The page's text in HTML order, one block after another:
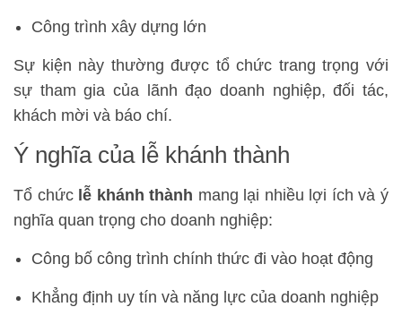
Công trình xây dựng lớn
Sự kiện này thường được tổ chức trang trọng với
sự tham gia của lãnh đạo doanh nghiệp, đối tác,
khách mời và báo chí.
Ý nghĩa của lễ khánh thành
Tổ chức lễ khánh thành mang lại nhiều lợi ích và ý
nghĩa quan trọng cho doanh nghiệp:
Công bố công trình chính thức đi vào hoạt động
Khẳng định uy tín và năng lực của doanh nghiệp